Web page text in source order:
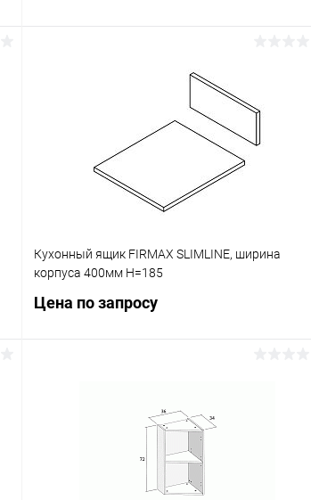
К сравнению
В наличии
Кухонный ящик FIRMAX SLIMLINE, ширина
корпуса 400мм H=185
Цена по запросу
К сравнению